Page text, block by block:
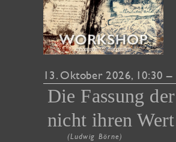
13. Oktober 2026, 10:30
Die Fassung
nicht ihren
(Ludwig Börne)